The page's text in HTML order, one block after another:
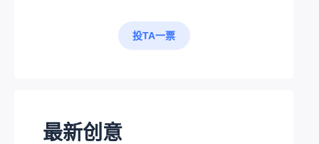
投TA一票
最新创意